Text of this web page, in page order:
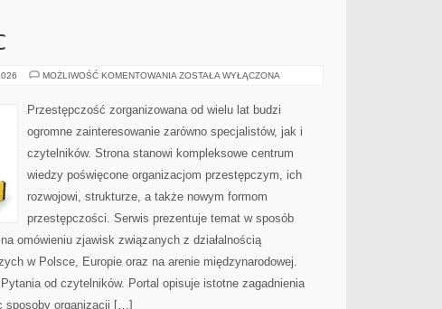
MOŻLIWOŚĆ KOMENTOWANIA BROŃ
ZOSTAŁA WYŁĄCZONA
Przestępczość zorganizowana od wielu lat budzi
ogromne zainteresowanie zarówno specjalistów, jak i
czytelników. Strona stanowi kompleksowe centrum
wiedzy poświęcone organizacjom przestępczym, ich
rozwojowi, strukturze, a także nowym formom
przestępczości. Serwis prezentuje temat w sposób
omówieniu zjawisk związanych z działalnością
w Polsce, Europie oraz na arenie międzynarodowej.
od czytelników. Portal opisuje istotne zagadnienia
sposoby organizacji […]